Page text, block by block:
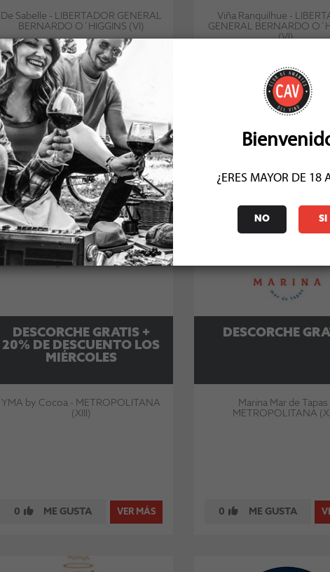
De Sabelle - LIBERTADOR GENERAL
BERNARDO O´HIGGINS (VI)
0 ME GUSTA VER MÁS
Viña Ranquilhue -
GENERAL BERNARDO
(VI)
DESCORCHE GRATIS +
20% DE DESCUENTO LOS
MIÉRCOLES
YMA by Cocoa - METROPOLITANA
(XIII)
0 ME GUSTA VER MÁS
DESCORCHE
Marina Mar de Tapas
METROPOLITANA
0 ME GUSTA
¿ERES MAYOR DE 18
NO SI